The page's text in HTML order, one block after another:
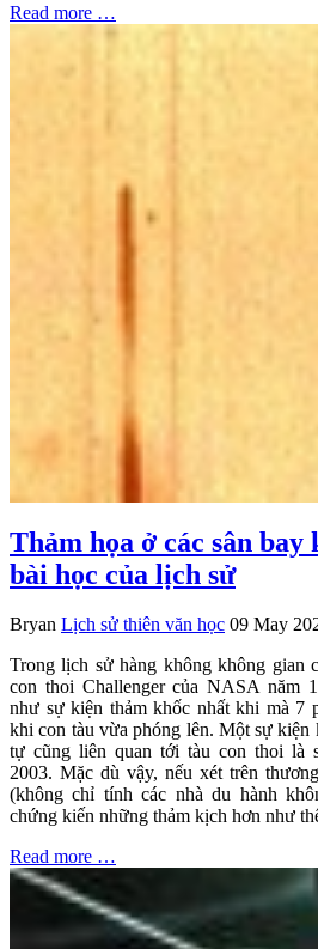
Read more …
Thảm họa ở các sân bay
bài học của lịch sử
Bryan Lịch sử thiên văn học 09 May
Trong lịch sử hàng không không gian
con thoi Challenger của NASA năm
như sự kiện thảm khốc nhất khi mà 7
khi con tàu vừa phóng lên. Một sự
tự cũng liên quan tới tàu con thoi là
2003. Mặc dù vậy, nếu xét trên
(không chỉ tính các nhà du hành
chứng kiến những thảm kịch hơn như
Read more …